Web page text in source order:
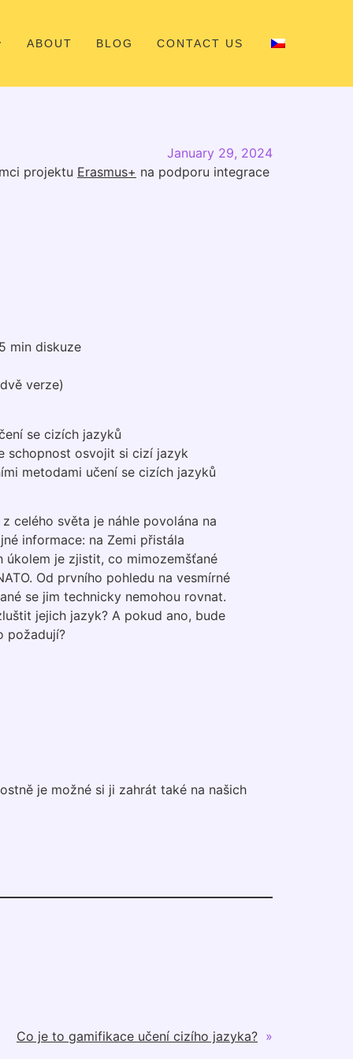
ABOUT BLOG CONTACT US
January 29, 2024
projektu Erasmus+ na podporu integrace
min diskuze
verze)
se cizích jazyků
schopnost osvojit si cizí jazyk
metodami učení se cizích jazyků
celého světa je náhle povolána na
informace: na Zemi přistála
úkolem je zjistit, co mimozemšťané
Od prvního pohledu na vesmírné
se jim technicky nemohou rovnat.
jejich jazyk? A pokud ano, bude
požadují?
je možné si ji zahrát také na našich
Co je to gamifikace učení cizího jazyka? »